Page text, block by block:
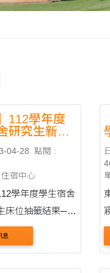
112學年度
研究生新生
04-28
點閱 :
宿中心
學年度學生宿舍
床位抽籤結果─點
檔
息
檔 112學